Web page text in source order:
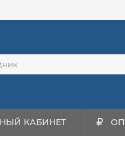
КАБИНЕТ